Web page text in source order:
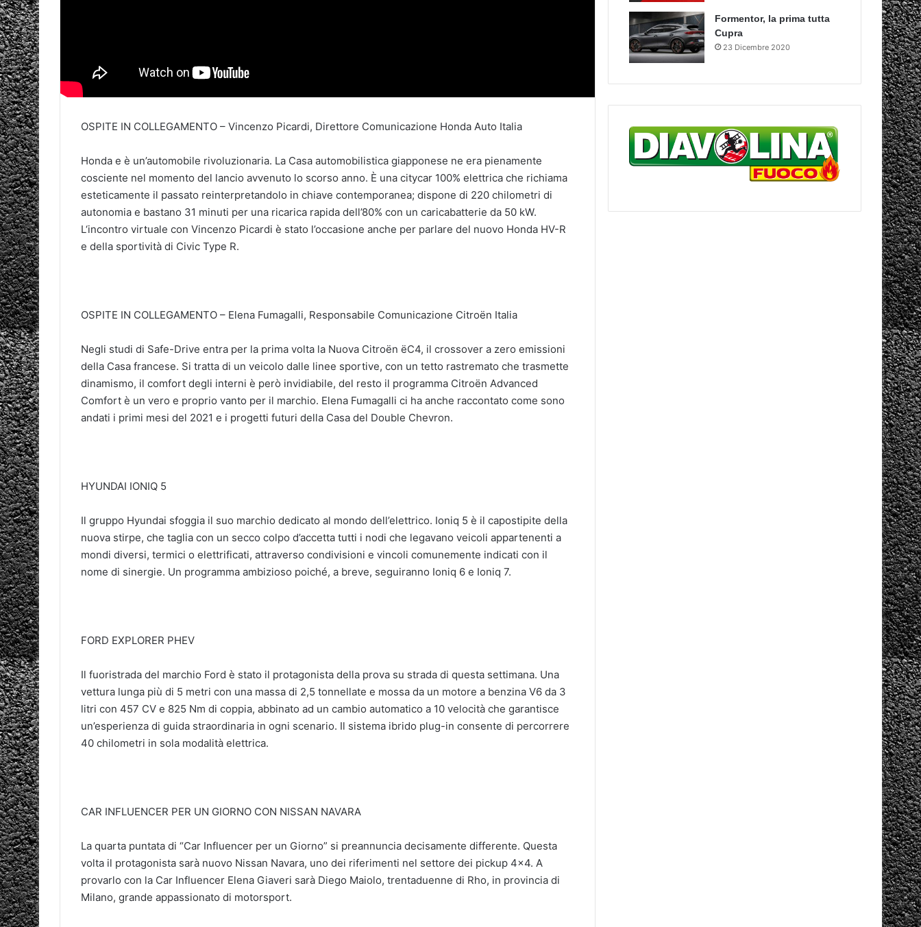
OSPITE IN COLLEGAMENTO – Vincenzo Picardi, Direttore Comunicazione Honda Auto Italia
Honda e è un’automobile rivoluzionaria. La Casa automobilistica giapponese ne era pienamente
cosciente nel momento del lancio avvenuto lo scorso anno. È una citycar 100% elettrica che richiama
esteticamente il passato reinterpretandolo in chiave contemporanea; dispone di 220 chilometri di
autonomia e bastano 31 minuti per una ricarica rapida dell’80% con un caricabatterie da 50 kW.
L‘incontro virtuale con Vincenzo Picardi è stato l’occasione anche per parlare del nuovo Honda HV-R
e della sportività di Civic Type R.
OSPITE IN COLLEGAMENTO – Elena Fumagalli, Responsabile Comunicazione Citroën Italia
Negli studi di Safe-Drive entra per la prima volta la Nuova Citroën ëC4, il crossover a zero emissioni
della Casa francese. Si tratta di un veicolo dalle linee sportive, con un tetto rastremato che trasmette
dinamismo, il comfort degli interni è però invidiabile, del resto il programma Citroën Advanced
Comfort è un vero e proprio vanto per il marchio. Elena Fumagalli ci ha anche raccontato come sono
andati i primi mesi del 2021 e i progetti futuri della Casa del Double Chevron.
HYUNDAI IONIQ 5
Il gruppo Hyundai sfoggia il suo marchio dedicato al mondo dell’elettrico. Ioniq 5 è il capostipite della
nuova stirpe, che taglia con un secco colpo d’accetta tutti i nodi che legavano veicoli appartenenti a
mondi diversi, termici o elettrificati, attraverso condivisioni e vincoli comunemente indicati con il
nome di sinergie. Un programma ambizioso poiché, a breve, seguiranno Ioniq 6 e Ioniq 7.
FORD EXPLORER PHEV
Il fuoristrada del marchio Ford è stato il protagonista della prova su strada di questa settimana. Una
vettura lunga più di 5 metri con una massa di 2,5 tonnellate e mossa da un motore a benzina V6 da 3
litri con 457 CV e 825 Nm di coppia, abbinato ad un cambio automatico a 10 velocità che garantisce
un’esperienza di guida straordinaria in ogni scenario. Il sistema ibrido plug-in consente di percorrere
40 chilometri in sola modalità elettrica.
CAR INFLUENCER PER UN GIORNO CON NISSAN NAVARA
La quarta puntata di “Car Influencer per un Giorno” si preannuncia decisamente differente. Questa
volta il protagonista sarà nuovo Nissan Navara, uno dei riferimenti nel settore dei pickup 4×4. A
provarlo con la Car Influencer Elena Giaveri sarà Diego Maiolo, trentaduenne di Rho, in provincia di
Milano, grande appassionato di motorsport.
Formentor, la prima tutta
Cupra
23 Dicembre 2020